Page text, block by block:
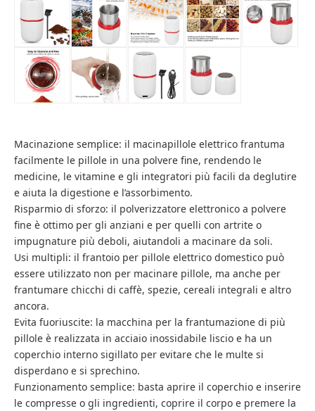
Macinazione semplice: il macinapillole elettrico frantuma
facilmente le pillole in una polvere fine, rendendo le
medicine, le vitamine e gli integratori più facili da deglutire
e aiuta la digestione e l’assorbimento.
Risparmio di sforzo: il polverizzatore elettronico a polvere
fine è ottimo per gli anziani e per quelli con artrite o
impugnature più deboli, aiutandoli a macinare da soli.
Usi multipli: il frantoio per pillole elettrico domestico può
essere utilizzato non per macinare pillole, ma anche per
frantumare chicchi di caffè, spezie, cereali integrali e altro
ancora.
Evita fuoriuscite: la macchina per la frantumazione di più
pillole è realizzata in acciaio inossidabile liscio e ha un
coperchio interno sigillato per evitare che le multe si
disperdano e si sprechino.
Funzionamento semplice: basta aprire il coperchio e inserire
le compresse o gli ingredienti, coprire il corpo e premere la